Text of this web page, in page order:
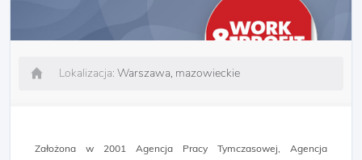
Lokalizacja: Warszawa, mazowieckie
Założona w 2001 Agencja Pracy Tymczasowej, Agencja